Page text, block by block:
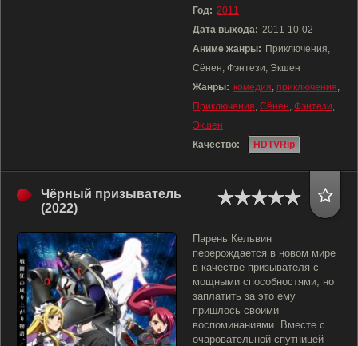
Год: 2011
Дата выхода: 2011-10-02
Аниме жанры: Приключения,
Сёнен, Фэнтези, Экшен
Жанры: комедия, приключения,
Приключения, Сёнен, Фэнтези,
Экшен
Качество:
HDTVRip
Чёрный призыватель
(2022)
Парень Кельвин
перерождается в новом мире
в качестве призывателя с
мощными способностями, но
заплатить за это ему
пришлось своими
воспоминаниями. Вместе с
очаровательной спутницей